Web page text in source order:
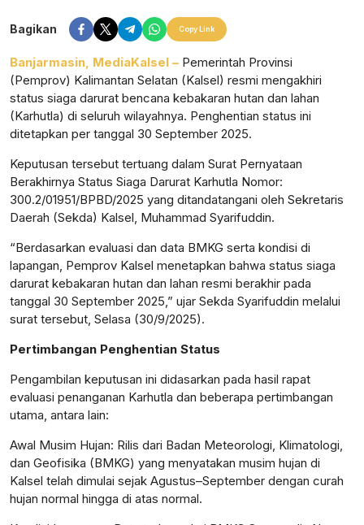
Bagikan Copy Link
Banjarmasin, MediaKalsel – Pemerintah Provinsi
(Pemprov) Kalimantan Selatan (Kalsel) resmi mengakhiri
status siaga darurat bencana kebakaran hutan dan lahan
(Karhutla) di seluruh wilayahnya. Penghentian status ini
ditetapkan per tanggal 30 September 2025.
Keputusan tersebut tertuang dalam Surat Pernyataan
Berakhirnya Status Siaga Darurat Karhutla Nomor:
300.2/01951/BPBD/2025 yang ditandatangani oleh Sekretaris
Daerah (Sekda) Kalsel, Muhammad Syarifuddin.
“Berdasarkan evaluasi dan data BMKG serta kondisi di
lapangan, Pemprov Kalsel menetapkan bahwa status siaga
darurat kebakaran hutan dan lahan resmi berakhir pada
tanggal 30 September 2025,” ujar Sekda Syarifuddin melalui
surat tersebut, Selasa (30/9/2025).
Pertimbangan Penghentian Status
Pengambilan keputusan ini didasarkan pada hasil rapat
evaluasi penanganan Karhutla dan beberapa pertimbangan
utama, antara lain:
Awal Musim Hujan: Rilis dari Badan Meteorologi, Klimatologi,
dan Geofisika (BMKG) yang menyatakan musim hujan di
Kalsel telah dimulai sejak Agustus–September dengan curah
hujan normal hingga di atas normal.